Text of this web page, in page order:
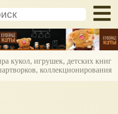
кукол, игрушек, детских книг
коллекционирования